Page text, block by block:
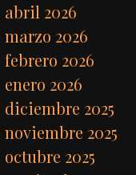
abril 2026
marzo 2026
febrero 2026
enero 2026
diciembre 2025
noviembre 2025
octubre 2025